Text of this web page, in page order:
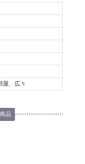
屋、広々
品